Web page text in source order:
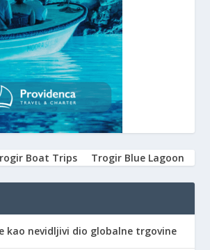
Boat Trips Trogir Blue Lagoon
kao nevidljivi dio globalne trgovine